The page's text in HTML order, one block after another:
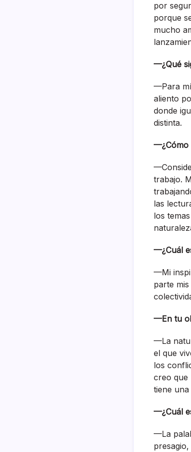
por
porque
mucho
—¿Qué
—Para mí
aliento
donde
distinta.
—¿Cómo
trabajo.
las
los
—¿Cuál
—Mi
parte
—En tu
—La
el que
los
creo que
tiene
—¿Cuál
—La